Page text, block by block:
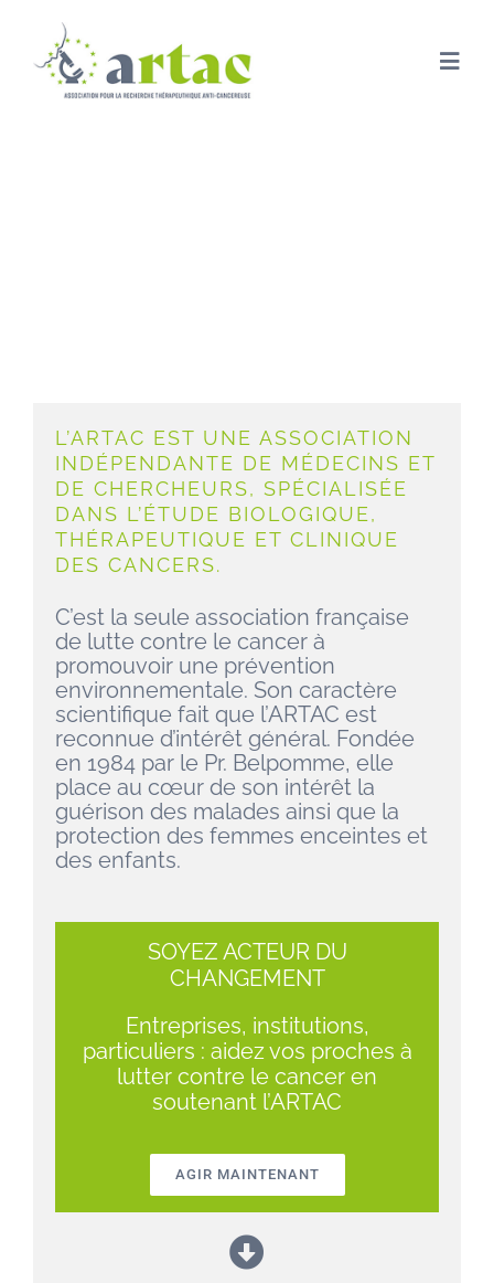
contenu
NOUS
Linkedin
L’ARTAC EST UNE ASSOCIATION
INDÉPENDANTE DE MÉDECINS ET
DE CHERCHEURS, SPÉCIALISÉE
DANS L’ÉTUDE BIOLOGIQUE,
THÉRAPEUTIQUE ET CLINIQUE
DES CANCERS.
C’est la seule association française
de lutte contre le cancer à
promouvoir une prévention
environnementale. Son caractère
scientifique fait que l’ARTAC est
reconnue d’intérêt général. Fondée
en 1984 par le Pr. Belpomme, elle
place au cœur de son intérêt la
guérison des malades ainsi que la
protection des femmes enceintes et
des enfants.
SOYEZ ACTEUR DU
CHANGEMENT
Entreprises, institutions,
particuliers : aidez vos proches à
lutter contre le cancer en
soutenant l’ARTAC
AGIR MAINTENANT